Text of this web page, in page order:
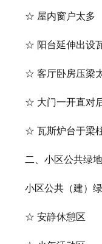
☆ 屋内窗户太多
☆ 阳台延伸出设瓦
☆ 客厅卧房压梁太
☆ 大门一开直对后
☆ 瓦斯炉台于梁
二、小区公共绿地
小区公共（建）绿
☆ 安静休憩区